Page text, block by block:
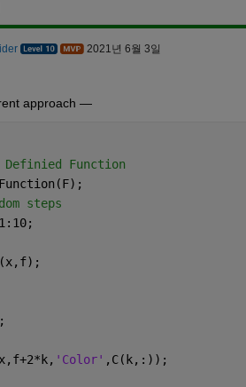
2021년 6월 3일
approach —
Definied Function
steps
'Color' ,C(k,:));